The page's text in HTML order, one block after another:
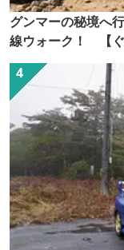
グンマーの秘境へ
線ウォーク！ 【ぐ